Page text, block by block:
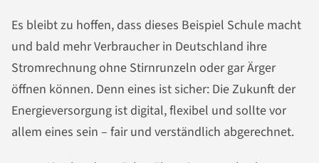
Es bleibt zu hoffen, dass dieses Beispiel Schule macht
und bald mehr Verbraucher in Deutschland ihre
Stromrechnung ohne Stirnrunzeln oder gar Ärger
öffnen können. Denn eines ist sicher: Die Zukunft der
Energieversorgung ist digital, flexibel und sollte vor
allem eines sein – fair und verständlich abgerechnet.